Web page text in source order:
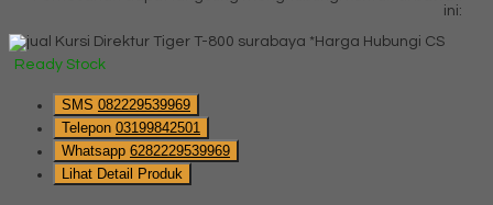
ini:
*Harga Hubungi CS
Ready Stock
SMS 082229539969
Telepon 03199842501
Whatsapp 6282229539969
Lihat Detail Produk